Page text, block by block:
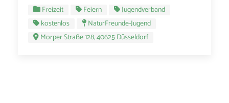
Freizeit Feiern
Jugendverband
kostenlos
NaturFreunde-Jugend
Morper Straße 128, 40625 Düsseldorf